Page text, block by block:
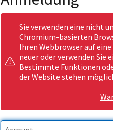
Sie verwenden eine nicht
Chromium-basierten
Ihren Webbrowser auf
neuer oder verwenden Sie
Bestimmte Funktionen
der Website stehen